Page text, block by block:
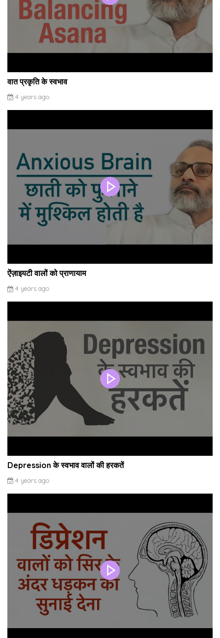
वात प्रकृति के स्वभाव
4 years ago
ऐंज़ाइयटी वालों को प्राणायाम
4 years ago
Depression के स्वभाव वालों की हरकतें
4 years ago